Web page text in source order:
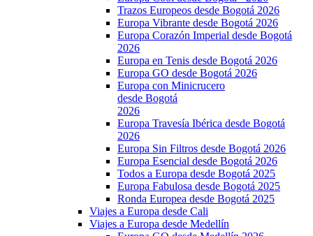
Trazos Europeos desde Bogotá 2026
Europa Vibrante desde Bogotá 2026
Europa Corazón Imperial desde Bogotá
2026
Europa en Tenis desde Bogotá 2026
Europa GO desde Bogotá 2026
Europa con Minicrucero
desde Bogotá
2026
Europa Travesía Ibérica desde Bogotá
2026
Europa Sin Filtros desde Bogotá 2026
Europa Esencial desde Bogotá 2026
Todos a Europa desde Bogotá 2025
Europa Fabulosa desde Bogotá 2025
Ronda Europea desde Bogotá 2025
Viajes a Europa desde Cali
Viajes a Europa desde Medellín